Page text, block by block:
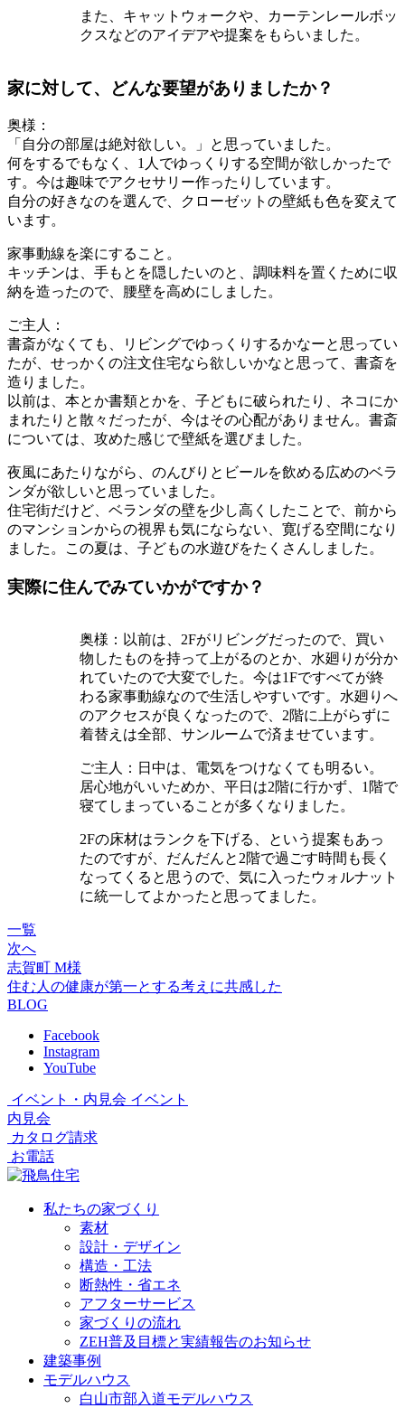
また、キャットウォークや、カーテンレールボッ
クスなどのアイデアや提案をもらいました。
家に対して、どんな要望がありましたか？
奥様：
「自分の部屋は絶対欲しい。」と思っていました。
何をするでもなく、1人でゆっくりする空間が欲しかったで
す。今は趣味でアクセサリー作ったりしています。
自分の好きなのを選んで、クローゼットの壁紙も色を変えて
います。
家事動線を楽にすること。
キッチンは、手もとを隠したいのと、調味料を置くために収
納を造ったので、腰壁を高めにしました。
ご主人：
書斎がなくても、リビングでゆっくりするかなーと思ってい
たが、せっかくの注文住宅なら欲しいかなと思って、書斎を
造りました。
以前は、本とか書類とかを、子どもに破られたり、ネコにか
まれたりと散々だったが、今はその心配がありません。書斎
については、攻めた感じで壁紙を選びました。
夜風にあたりながら、のんびりとビールを飲める広めのベラ
ンダが欲しいと思っていました。
住宅街だけど、ベランダの壁を少し高くしたことで、前から
のマンションからの視界も気にならない、寛げる空間になり
ました。この夏は、子どもの水遊びをたくさんしました。
実際に住んでみていかがですか？
奥様：以前は、2Fがリビングだったので、買い
物したものを持って上がるのとか、水廻りが分か
れていたので大変でした。今は1Fですべてが終
わる家事動線なので生活しやすいです。水廻りへ
のアクセスが良くなったので、2階に上がらずに
着替えは全部、サンルームで済ませています。
ご主人：日中は、電気をつけなくても明るい。
居心地がいいためか、平日は2階に行かず、1階で
寝てしまっていることが多くなりました。
2Fの床材はランクを下げる、という提案もあっ
たのですが、だんだんと2階で過ごす時間も長く
なってくると思うので、気に入ったウォルナット
に統一してよかったと思ってました。
一覧
次へ
志賀町 M様
住む人の健康が第一とする考えに共感した
BLOG
Facebook
Instagram
YouTube
イベント・内見会 イベント
内見会
カタログ請求
お電話
私たちの家づくり
素材
設計・デザイン
構造・工法
断熱性・省エネ
アフターサービス
家づくりの流れ
ZEH普及目標と実績報告のお知らせ
建築事例
モデルハウス
白山市部入道モデルハウス